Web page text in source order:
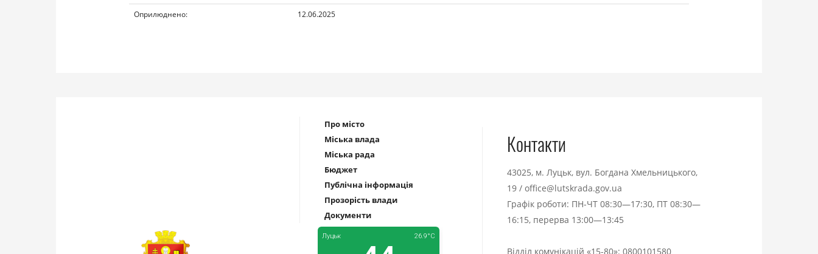
Оприлюднено:
12.06.2025
Про місто
Міська влада
Міська рада
Бюджет
Публічна інформація
Прозорість влади
Документи
Контакти
43025, м. Луцьк, вул. Богдана Хмельницького,
19 / office@lutskrada.gov.ua
Графік роботи: ПН-ЧТ 08:30—17:30, ПТ 08:30—
16:15, перерва 13:00—13:45
Відділ комунікацій «15-80»: 0800101580